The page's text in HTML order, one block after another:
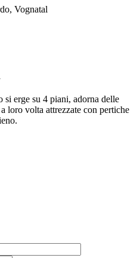
Vognatal
si erge su 4 piani, adorna delle
loro volta attrezzate con pertiche